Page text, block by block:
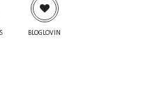
BLOGLOVIN